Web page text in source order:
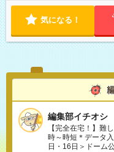
気になる！
編集部イチオシ
【完全在宅！】難
時～時短＊データ
日・16日＞ドーム